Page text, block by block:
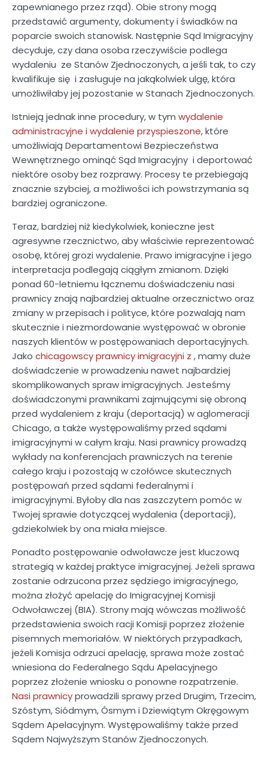
zapewnianego przez rząd). Obie strony mogą
przedstawić argumenty, dokumenty i świadków na
poparcie swoich stanowisk. Następnie Sąd Imigracyjny
decyduje, czy dana osoba rzeczywiście podlega
wydaleniu ze Stanów Zjednoczonych, a jeśli tak, to czy
kwalifikuje się i zasługuje na jakąkolwiek ulgę, która
umożliwiłaby jej pozostanie w Stanach Zjednoczonych.
Istnieją jednak inne procedury, w tym wydalenie
administracyjne i wydalenie przyspieszone, które
umożliwiają Departamentowi Bezpieczeństwa
Wewnętrznego ominąć Sąd Imigracyjny i deportować
niektóre osoby bez rozprawy. Procesy te przebiegają
znacznie szybciej, a możliwości ich powstrzymania są
bardziej ograniczone.
Teraz, bardziej niż kiedykolwiek, konieczne jest
agresywne rzecznictwo, aby właściwie reprezentować
osobę, której grozi wydalenie. Prawo imigracyjne i jego
interpretacja podlegają ciągłym zmianom. Dzięki
ponad 60-letniemu łącznemu doświadczeniu nasi
prawnicy znają najbardziej aktualne orzecznictwo oraz
zmiany w przepisach i polityce, które pozwalają nam
skutecznie i niezmordowanie występować w obronie
naszych klientów w postępowaniach deportacyjnych.
Jako chicagowscy prawnicy imigracyjni z , mamy duże
doświadczenie w prowadzeniu nawet najbardziej
skomplikowanych spraw imigracyjnych. Jesteśmy
doświadczonymi prawnikami zajmującymi się obroną
przed wydaleniem z kraju (deportacją) w aglomeracji
Chicago, a także występowaliśmy przed sądami
imigracyjnymi w całym kraju. Nasi prawnicy prowadzą
wykłady na konferencjach prawniczych na terenie
całego kraju i pozostają w czołówce skutecznych
postępowań przed sądami federalnymi i
imigracyjnymi. Byłoby dla nas zaszczytem pomóc w
Twojej sprawie dotyczącej wydalenia (deportacji),
gdziekolwiek by ona miała miejsce.
Ponadto postępowanie odwoławcze jest kluczową
strategią w każdej praktyce imigracyjnej. Jeżeli sprawa
zostanie odrzucona przez sędziego imigracyjnego,
można złożyć apelację do Imigracyjnej Komisji
Odwoławczej (BIA). Strony mają wówczas możliwość
przedstawienia swoich racji Komisji poprzez złożenie
pisemnych memoriałów. W niektórych przypadkach,
jeżeli Komisja odrzuci apelację, sprawa może zostać
wniesiona do Federalnego Sądu Apelacyjnego
poprzez złożenie wniosku o ponowne rozpatrzenie.
Nasi prawnicyprowadzili sprawy przed Drugim, Trzecim,
Szóstym, Siódmym, Ósmym i Dziewiątym Okręgowym
Sądem Apelacyjnym. Występowaliśmy także przed
Sądem Najwyższym Stanów Zjednoczonych.